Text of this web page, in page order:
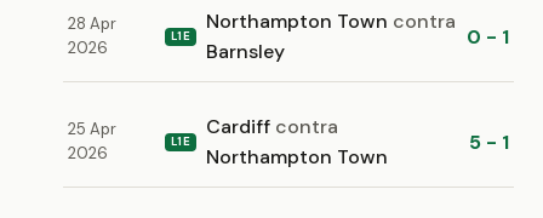
28 Apr
2026
L1E
Northampton Town contra
Barnsley
0 - 1
25 Apr
2026
L1E
Cardiff contra
Northampton Town
5 - 1